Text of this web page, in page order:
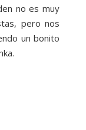
no es muy
pero nos
un bonito